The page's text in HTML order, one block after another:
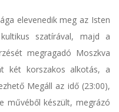
elevenedik meg az Isten
szatírával, majd a
megragadó Moszkva
két korszakos alkotás, a
Megáll az idő (23:00),
művéből készült, megrázó